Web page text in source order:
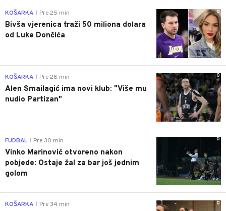
0
KOŠARKA Pre 25 min
Bivša vjerenica traži 50 miliona dolara
od Luke Dončića
0
KOŠARKA Pre 28 min
Alen Smailagić ima novi klub: "Više mu
nudio Partizan"
0
FUDBAL Pre 30 min
Vinko Marinović otvoreno nakon
pobjede: Ostaje žal za bar još jednim
golom
0
KOŠARKA Pre 34 min